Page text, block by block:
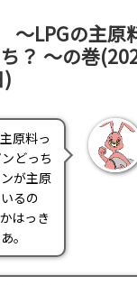
English
瑞姆亜太能
LPGの主原
？ ～の巻
原料っ
どっち
が主原
るの
はっき
。